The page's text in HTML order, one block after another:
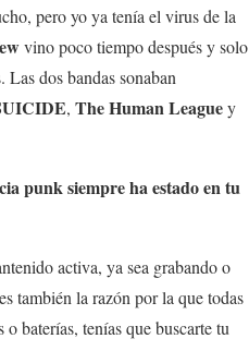
pero yo ya tenía el virus de la
vino poco tiempo después y solo
dos bandas sonaban
, The Human Leaguey
punk siempre ha estado en tu
activa, ya sea grabando o
también la razón por la que todas
baterías, tenías que buscarte tu